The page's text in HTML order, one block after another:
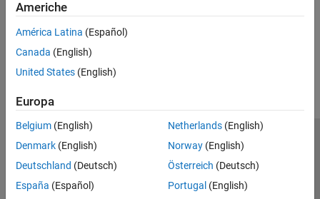
Americhe
América Latina (Español)
Canada (English)
United States (English)
Europa
Belgium (English)
Denmark (English)
Deutschland (Deutsch)
España (Español)
Netherlands(English)
Norway(English)
Österreich (Deutsch)
Portugal (English)
Centro di fiducia
Informativa sulla privacy
Antipirateria
Stato dell'applicazione
Contatti
© 1994-2026 The MathWorks, Inc.